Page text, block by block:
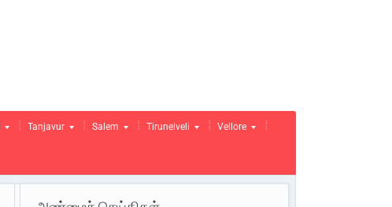
Tanjavur Salem Tirunelveli Vellore